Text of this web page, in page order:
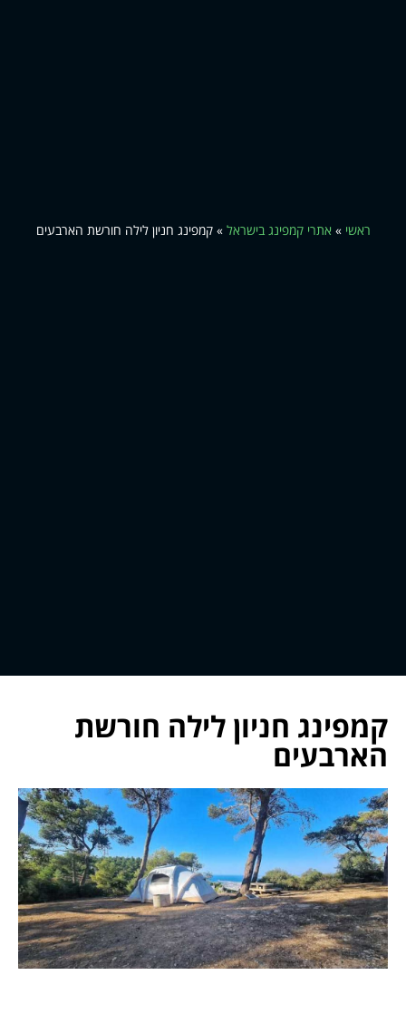
ראשי »אתרי קמפינג בישראל »קמפינג חניון לילה חורשת הארבעים
קמפינג חניון לילה חורשת
הארבעים